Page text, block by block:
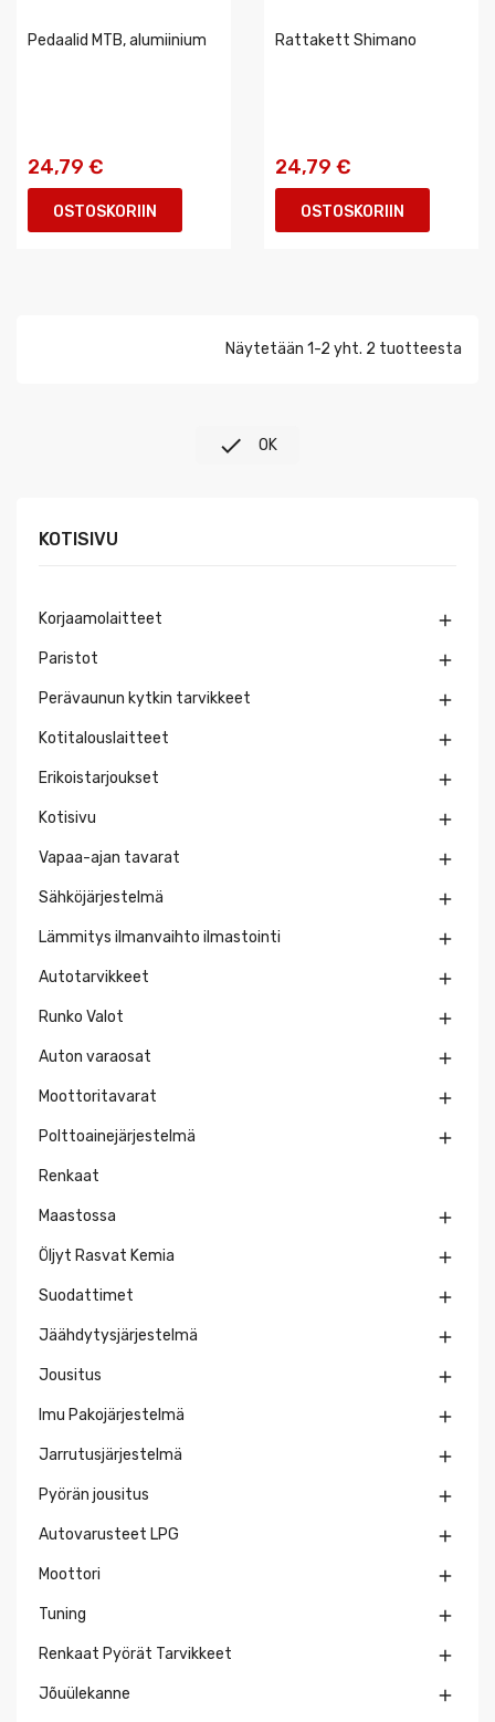
Pedaalid MTB, alumiinium
24,79 €
OSTOSKORIIN
Rattakett Shimano
24,79 €
OSTOSKORIIN
Näytetään 1-2 yht. 2 tuotteesta
 OK
KOTISIVU
Korjaamolaitteet 
Paristot 
Perävaunun kytkin tarvikkeet 
Kotitalouslaitteet 
Erikoistarjoukset 
Kotisivu 
Vapaa-ajan tavarat 
Sähköjärjestelmä 
Lämmitys ilmanvaihto ilmastointi 
Autotarvikkeet 
Runko Valot 
Auton varaosat 
Moottoritavarat 
Polttoainejärjestelmä 
Renkaat
Maastossa 
Öljyt Rasvat Kemia 
Suodattimet 
Jäähdytysjärjestelmä 
Jousitus 
Imu Pakojärjestelmä 
Jarrutusjärjestelmä 
Pyörän jousitus 
Autovarusteet LPG 
Moottori 
Tuning 
Renkaat Pyörät Tarvikkeet 
Jõuülekanne 